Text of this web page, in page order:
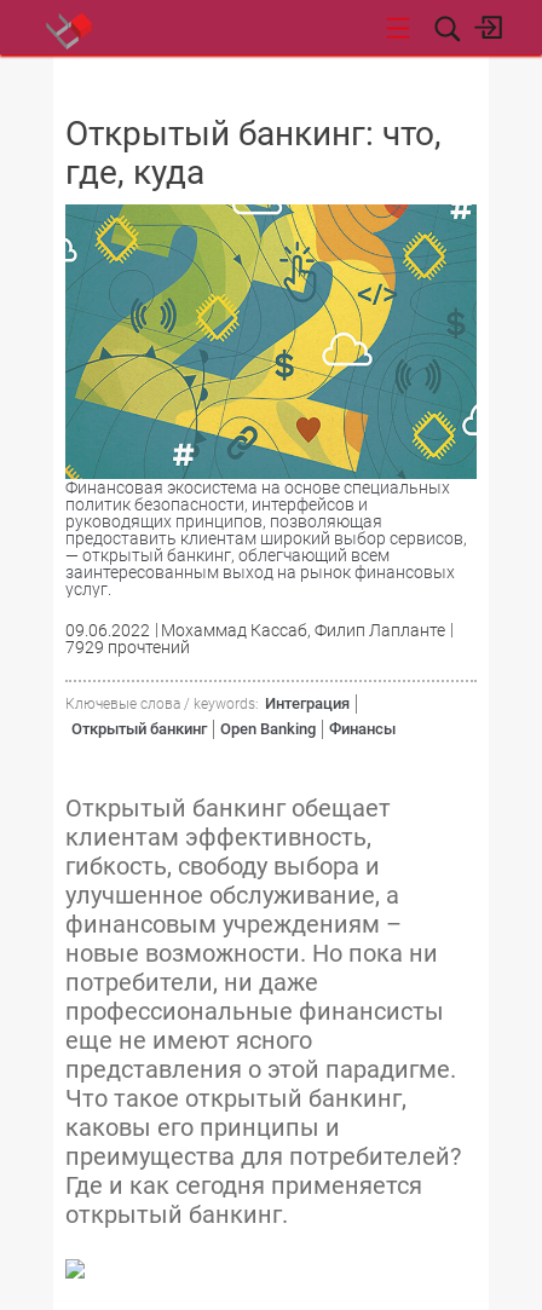
Открытый банкинг: что,
где, куда
Финансовая экосистема на основе специальных
политик безопасности, интерфейсов и
руководящих принципов, позволяющая
предоставить клиентам широкий выбор сервисов,
— открытый банкинг, облегчающий всем
заинтересованным выход на рынок финансовых
услуг.
09.06.2022
Мохаммад Кассаб, Филип Лапланте
7929 прочтений
Ключевые слова / keywords: Интеграция
Открытый банкинг
Open Banking Финансы
Открытый банкинг обещает
клиентам эффективность,
гибкость, свободу выбора и
улучшенное обслуживание, а
финансовым учреждениям –
новые возможности. Но пока ни
потребители, ни даже
профессиональные финансисты
еще не имеют ясного
представления о этой парадигме.
Что такое открытый банкинг,
каковы его принципы и
преимущества для потребителей?
Где и как сегодня применяется
открытый банкинг.